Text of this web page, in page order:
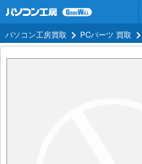
パソコン工房買取 PCパーツ 買取